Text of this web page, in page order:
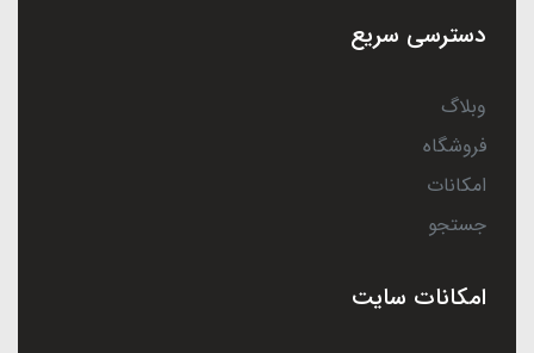
دسترسی سریع
وبلاگ
فروشگاه
امکانات
جستجو
امکانات سایت